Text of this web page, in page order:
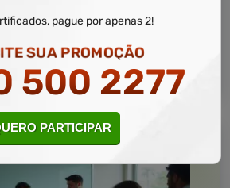
MATRICULAR AGORA
pague por apenas 2!
SUA PROMOÇÃO
500 2277
PARTICIPAR